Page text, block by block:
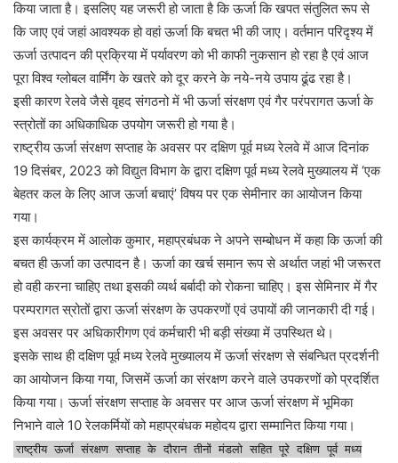
किया जाता है। इसलिए यह जरूरी हो जाता है कि ऊर्जा कि खपत संतुलित रूप से
कि जाए एवं जहां आवश्यक हो वहां ऊर्जा कि बचत भी की जाए। वर्तमान परिदृश्य में
ऊर्जा उत्पादन की प्रक्रिया में पर्यावरण को भी काफी नुकसान हो रहा है एवं आज
पूरा विश्व ग्लोबल वार्मिंग के खतरे को दूर करने के नये-नये उपाय ढूंढ रहा है।
इसी कारण रेलवे जैसे वृहद संगठनो में भी ऊर्जा संरक्षण एवं गैर परंपरागत ऊर्जा के
स्त्रोतों का अधिकाधिक उपयोग जरूरी हो गया है।
राष्ट्रीय ऊर्जा संरक्षण सप्ताह के अवसर पर दक्षिण पूर्व मध्य रेलवे में आज दिनांक
19 दिसंबर, 2023 को विद्युत विभाग के द्वारा दक्षिण पूर्व मध्य रेलवे मुख्यालय में ‘एक
बेहतर कल के लिए आज ऊर्जा बचाएं’ विषय पर एक सेमीनार का आयोजन किया
गया।
इस कार्यक्रम में आलोक कुमार, महाप्रबंधक ने अपने सम्बोधन में कहा कि ऊर्जा की
बचत ही ऊर्जा का उत्पादन है। ऊर्जा का खर्च समान रूप से अर्थात जहां भी जरूरत
हो वही करना चाहिए तथा इसकी व्यर्थ बर्बादी को रोकना चाहिए। इस सेमिनार में गैर
परम्परागत स्रोतों द्वारा ऊर्जा संरक्षण के उपकरणों एवं उपायों की जानकारी दी गई।
इस अवसर पर अधिकारीगण एवं कर्मचारी भी बड़ी संख्या में उपस्थित थे।
इसके साथ ही दक्षिण पूर्व मध्य रेलवे मुख्यालय में ऊर्जा संरक्षण से संबन्धित प्रदर्शनी
का आयोजन किया गया, जिसमें ऊर्जा का संरक्षण करने वाले उपकरणों को प्रदर्शित
किया गया। ऊर्जा संरक्षण सप्ताह के अवसर पर आज ऊर्जा संरक्षण में भूमिका
निभाने वाले 10 रेलकर्मियों को महाप्रबंधक महोदय द्वारा सम्मानित किया गया।
राष्ट्रीय ऊर्जा संरक्षण सप्ताह के दौरान तीनों मंडलो सहित पूरे दक्षिण पूर्व मध्य